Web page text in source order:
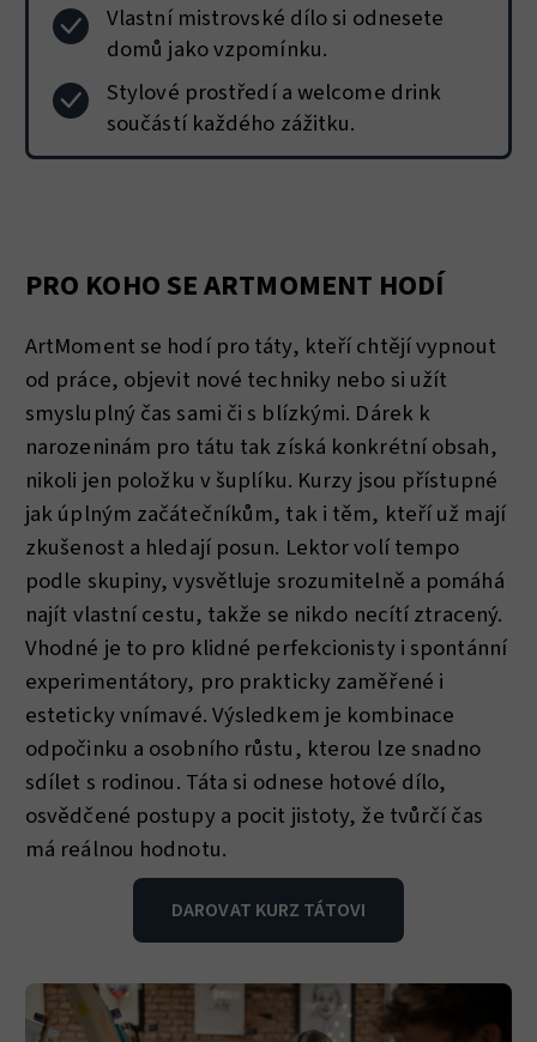
Vlastní mistrovské dílo si odnesete
domů jako vzpomínku.
Stylové prostředí a welcome drink
součástí každého zážitku.
PRO KOHO SE ARTMOMENT HODÍ
ArtMoment se hodí pro táty, kteří chtějí vypnout
od práce, objevit nové techniky nebo si užít
smysluplný čas sami či s blízkými. Dárek k
narozeninám pro tátu tak získá konkrétní obsah,
nikoli jen položku v šuplíku. Kurzy jsou přístupné
jak úplným začátečníkům, tak i těm, kteří už mají
zkušenost a hledají posun. Lektor volí tempo
podle skupiny, vysvětluje srozumitelně a pomáhá
najít vlastní cestu, takže se nikdo necítí ztracený.
Vhodné je to pro klidné perfekcionisty i spontánní
experimentátory, pro prakticky zaměřené i
esteticky vnímavé. Výsledkem je kombinace
odpočinku a osobního růstu, kterou lze snadno
sdílet s rodinou. Táta si odnese hotové dílo,
osvědčené postupy a pocit jistoty, že tvůrčí čas
má reálnou hodnotu.
DAROVAT KURZ TÁTOVI